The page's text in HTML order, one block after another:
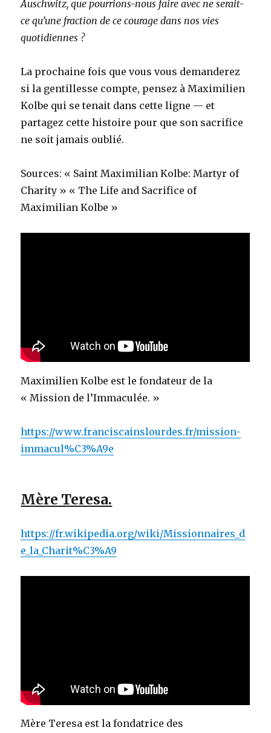
Auschwitz, que pourrions-nous faire avec ne serait-
ce qu’une fraction de ce courage dans nos vies
quotidiennes ?
La prochaine fois que vous vous demanderez
si la gentillesse compte, pensez à Maximilien
Kolbe qui se tenait dans cette ligne — et
partagez cette histoire pour que son sacrifice
ne soit jamais oublié.
Sources: « Saint Maximilian Kolbe: Martyr of
Charity » « The Life and Sacrifice of
Maximilian Kolbe »
Maximilien Kolbe est le fondateur de la
« Mission de l’Immaculée. »
https://www.franciscainslourdes.fr/mission-
immacul%C3%A9e
Mère Teresa.
https://fr.wikipedia.org/wiki/Missionnaires_d
e_la_Charit%C3%A9
Mère Teresa est la fondatrice des